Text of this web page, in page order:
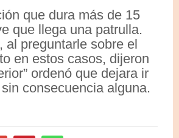
que dura más de 15
que llega una patrulla.
al preguntarle sobre el
en estos casos, dijeron
ordenó que dejara ir
consecuencia alguna.